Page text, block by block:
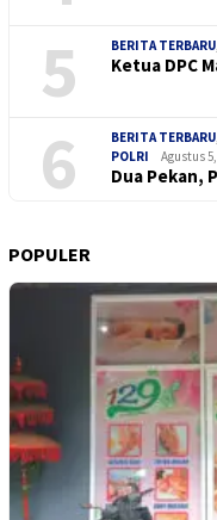
5 BERITA TERBARU,
Ketua DPC
6 BERITA TERBARU,
POLRI
Agustus
Dua Pekan,
POPULER